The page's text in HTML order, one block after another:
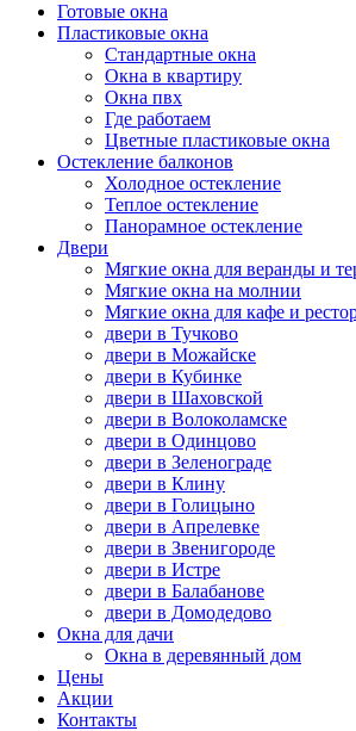
Готовые окна
Пластиковые окна
Стандартные окна
Окна в квартиру
Окна пвх
Где работаем
Цветные пластиковые окна
Остекление балконов
Холодное остекление
Теплое остекление
Панорамное остекление
Двери
Мягкие окна для веранды и
Мягкие окна на молнии
Мягкие окна для кафе и
двери в Тучково
двери в Можайске
двери в Кубинке
двери в Шаховской
двери в Волоколамске
двери в Одинцово
двери в Зеленограде
двери в Клину
двери в Голицыно
двери в Апрелевке
двери в Звенигороде
двери в Истре
двери в Балабанове
двери в Домодедово
Окна для дачи
Окна в деревянный дом
Цены
Акции
Контакты